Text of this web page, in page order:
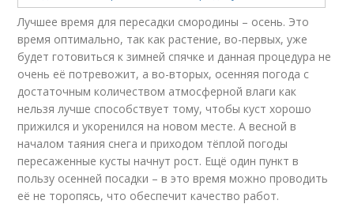
Лучшее время для пересадки смородины – осень. Это
время оптимально, так как растение, во-первых, уже
будет готовиться к зимней спячке и данная процедура не
очень её потревожит, а во-вторых, осенняя погода с
достаточным количеством атмосферной влаги как
нельзя лучше способствует тому, чтобы куст хорошо
прижился и укоренился на новом месте. А весной в
началом таяния снега и приходом тёплой погоды
пересаженные кусты начнут рост. Ещё один пункт в
пользу осенней посадки – в это время можно проводить
её не торопясь, что обеспечит качество работ.